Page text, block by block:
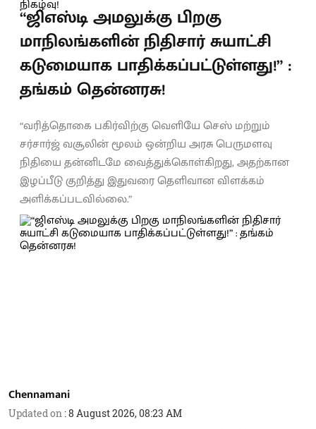
“ஜிஎஸ்டி அமலுக்கு பிறகு
மாநிலங்களின் நிதிசார் சுயாட்சி
கடுமையாக பாதிக்கப்பட்டுள்ளது!” :
தங்கம் தென்னரசு!
“வரித்தொகை பகிர்விற்கு வெளியே செஸ் மற்றும்
சர்சார்ஜ் வசூலின் மூலம் ஒன்றிய அரசு பெருமளவு
நிதியை தன்னிடமே வைத்துக்கொள்கிறது, அதற்கான
இழப்பீடு குறித்து இதுவரை தெளிவான விளக்கம்
அளிக்கப்படவில்லை.”
Chennamani
Updated on :8 August 2026, 08:23 AM